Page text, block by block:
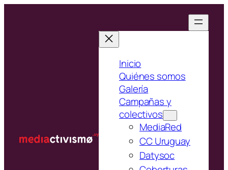
Inicio
Quiénes somos
Galería
Campañas y
colectivos
MediaRed
CC Uruguay
Datysoc